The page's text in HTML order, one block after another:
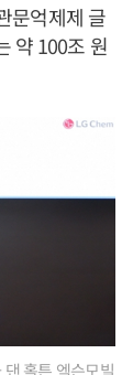
문억제제 글
약 100조 원
홀튼 엑슨모빌